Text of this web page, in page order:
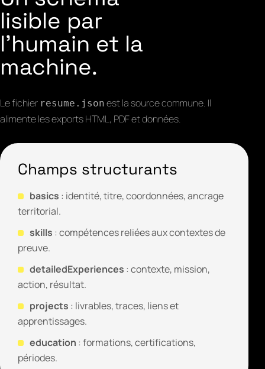
lisible par
l'humain et la
machine.
Le fichier resume.json est la source commune. Il
alimente les exports HTML, PDF et données.
Champs structurants
basics : identité, titre, coordonnées, ancrage
territorial.
skills : compétences reliées aux contextes de
preuve.
detailedExperiences : contexte, mission,
action, résultat.
projects : livrables, traces, liens et
apprentissages.
education : formations, certifications,
périodes.